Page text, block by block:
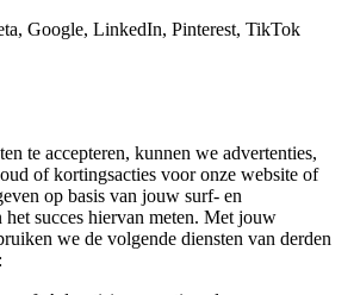
Google, LinkedIn, Pinterest, TikTok
te accepteren, kunnen we advertenties,
of kortingsacties voor onze website of
op basis van jouw surf- en
succes hiervan meten. Met jouw
we de volgende diensten van derden